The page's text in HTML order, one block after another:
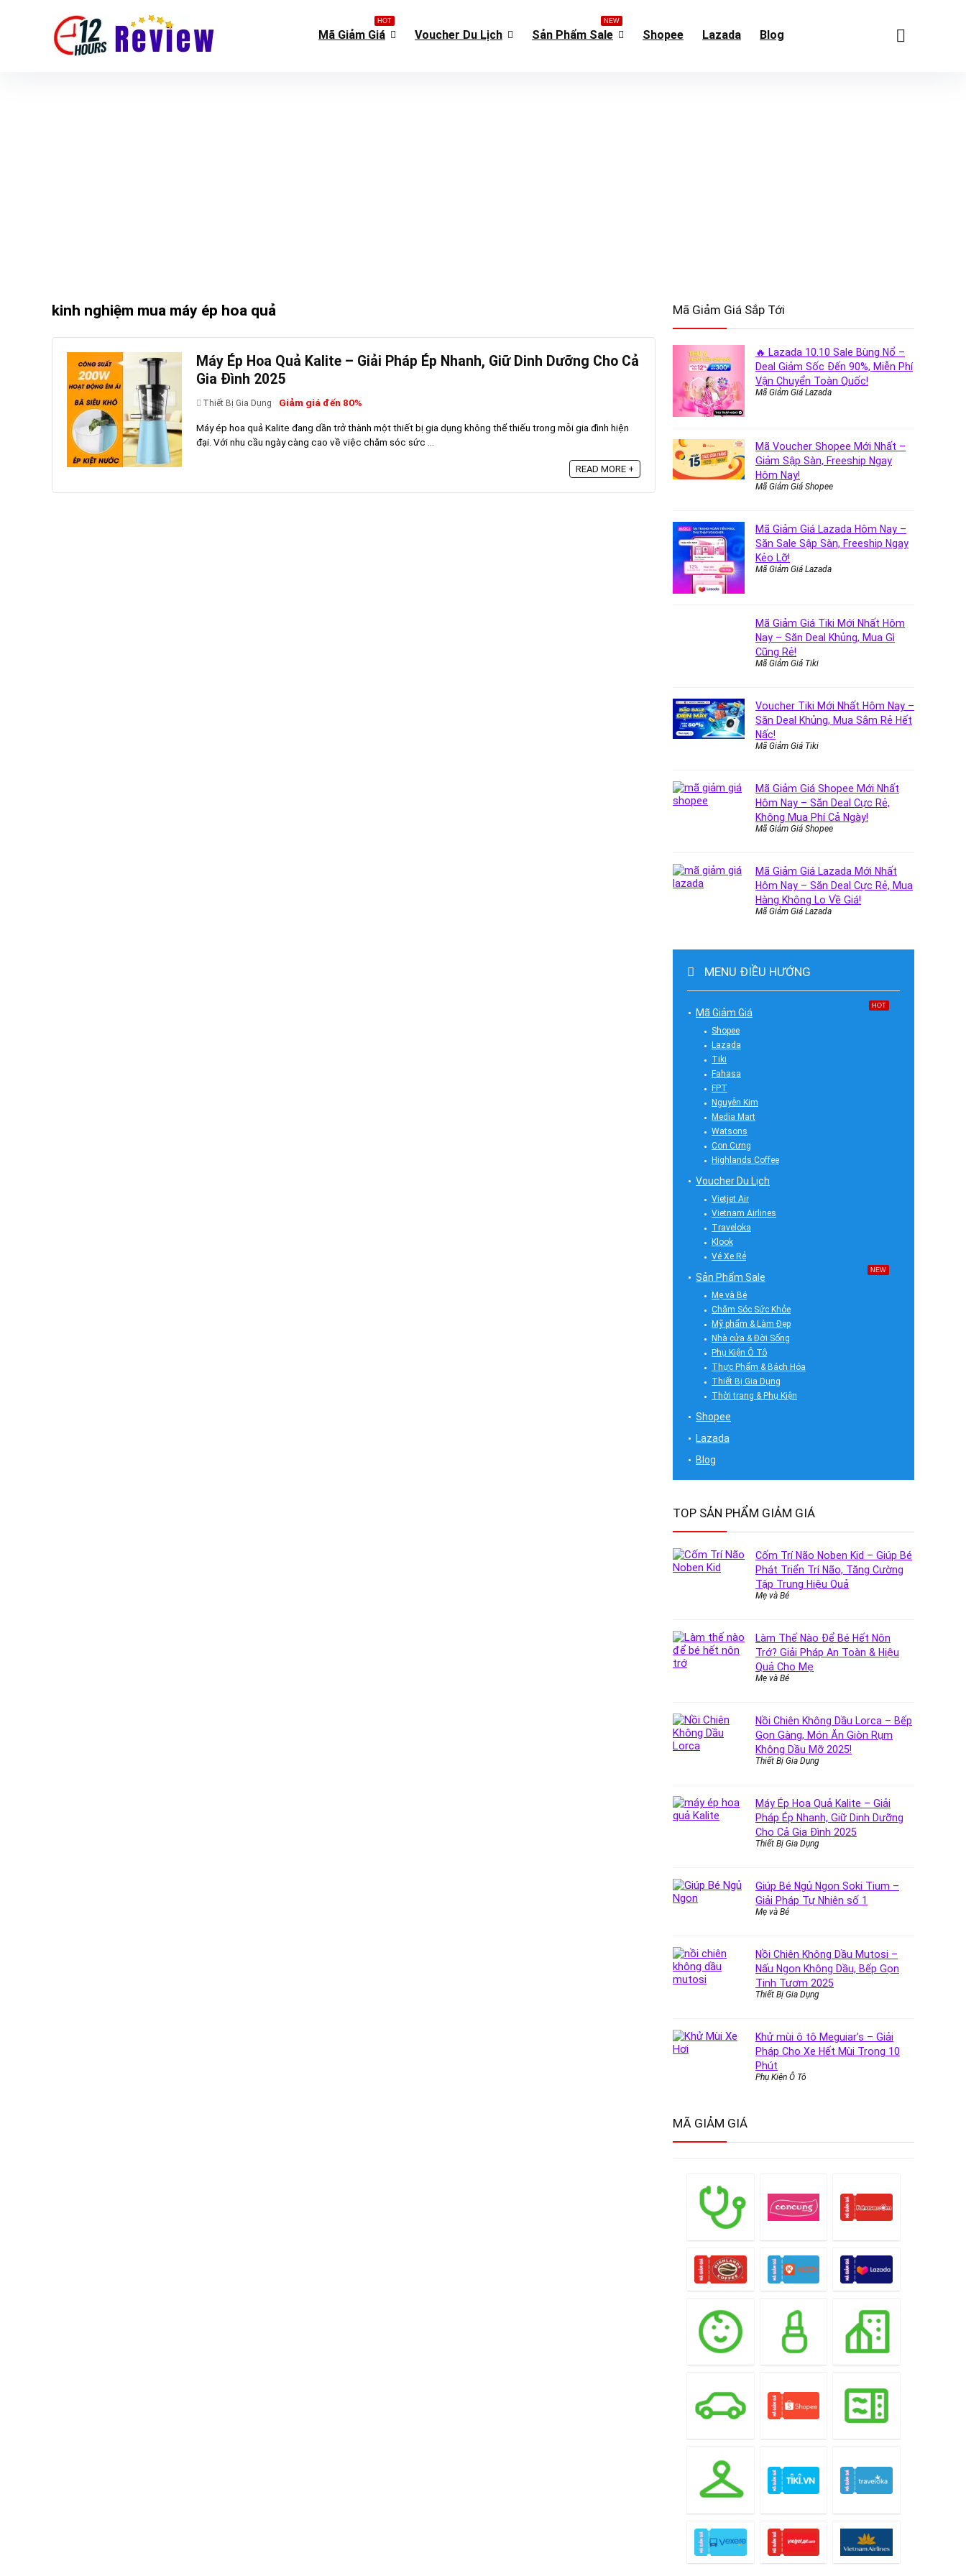
Mã Giảm Giá
HOT
Voucher Du Lịch Sản Phẩm Sale
NEW
Shopee Lazada Blog
kinh nghiệm mua máy ép hoa quả
Máy Ép Hoa Quả Kalite – Giải Pháp Ép Nhanh, Giữ Dinh Dưỡng Cho Cả
Gia Đình 2025
Thiết Bị Gia Dụng Giảm giá đến 80%
Máy ép hoa quả Kalite đang dần trở thành một thiết bị gia dụng không thể thiếu trong mỗi gia đình hiện
đại. Với nhu cầu ngày càng cao về việc chăm sóc sức ...
READ MORE +
Mã Giảm Giá Sắp Tới
🔥 Lazada 10.10 Sale Bùng Nổ –
Deal Giảm Sốc Đến 90%, Miễn Phí
Vận Chuyển Toàn Quốc!
Mã Giảm Giá Lazada
Mã Voucher Shopee Mới Nhất –
Giảm Sập Sàn, Freeship Ngay
Hôm Nay!
Mã Giảm Giá Shopee
Mã Giảm Giá Lazada Hôm Nay –
Săn Sale Sập Sàn, Freeship Ngay
Kẻo Lỡ!
Mã Giảm Giá Lazada
Mã Giảm Giá Tiki Mới Nhất Hôm
Nay – Săn Deal Khủng, Mua Gì
Cũng Rẻ!
Mã Giảm Giá Tiki
Voucher Tiki Mới Nhất Hôm Nay –
Săn Deal Khủng, Mua Sắm Rẻ Hết
Nấc!
Mã Giảm Giá Tiki
Mã Giảm Giá Shopee Mới Nhất
Hôm Nay – Săn Deal Cực Rẻ,
Không Mua Phí Cả Ngày!
Mã Giảm Giá Shopee
Mã Giảm Giá Lazada Mới Nhất
Hôm Nay – Săn Deal Cực Rẻ, Mua
Hàng Không Lo Về Giá!
Mã Giảm Giá Lazada
MENU ĐIỀU HƯỚNG
Mã Giảm Giá
HOT
Shopee
Lazada
Tiki
Fahasa
FPT
Nguyễn Kim
Media Mart
Watsons
Con Cưng
Highlands Coffee
Voucher Du Lịch
Vietjet Air
Vietnam Airlines
Traveloka
Klook
Vé Xe Rẻ
Sản Phẩm Sale
NEW
Mẹ và Bé
Chăm Sóc Sức Khỏe
Mỹ phẩm & Làm Đẹp
Nhà cửa & Đời Sống
Phụ Kiện Ô Tô
Thực Phẩm & Bách Hóa
Thiết Bị Gia Dụng
Thời trang & Phụ Kiện
Shopee
Lazada
Blog
TOP SẢN PHẨM GIẢM GIÁ
Cốm Trí Não Noben Kid – Giúp Bé
Phát Triển Trí Não, Tăng Cường
Tập Trung Hiệu Quả
Mẹ và Bé
Làm Thế Nào Để Bé Hết Nôn
Trớ? Giải Pháp An Toàn & Hiệu
Quả Cho Mẹ
Mẹ và Bé
Nồi Chiên Không Dầu Lorca – Bếp
Gọn Gàng, Món Ăn Giòn Rụm
Không Dầu Mỡ 2025!
Thiết Bị Gia Dụng
Máy Ép Hoa Quả Kalite – Giải
Pháp Ép Nhanh, Giữ Dinh Dưỡng
Cho Cả Gia Đình 2025
Thiết Bị Gia Dụng
Giúp Bé Ngủ Ngon Soki Tium –
Giải Pháp Tự Nhiên số 1
Mẹ và Bé
Nồi Chiên Không Dầu Mutosi –
Nấu Ngon Không Dầu, Bếp Gọn
Tinh Tươm 2025
Thiết Bị Gia Dụng
Khử mùi ô tô Meguiar’s – Giải
Pháp Cho Xe Hết Mùi Trong 10
Phút
Phụ Kiện Ô Tô
MÃ GIẢM GIÁ